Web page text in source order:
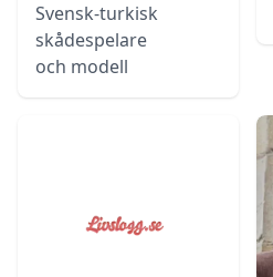
Svensk-turkisk
skådespelare
och modell